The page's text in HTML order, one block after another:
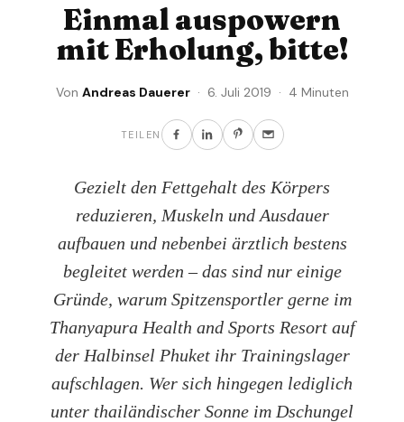
Einmal auspowern
mit Erholung, bitte!
Von Andreas Dauerer· 6. Juli 2019 · 4 Minuten
TEILEN
Gezielt den Fettgehalt des Körpers
reduzieren, Muskeln und Ausdauer
aufbauen und nebenbei ärztlich bestens
begleitet werden – das sind nur einige
Gründe, warum Spitzensportler gerne im
Thanyapura Health and Sports Resort auf
der Halbinsel Phuket ihr Trainingslager
aufschlagen. Wer sich hingegen lediglich
unter thailändischer Sonne im Dschungel